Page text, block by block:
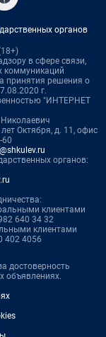
органов
в сфере связи,
коммуникаций
принятия решения о
г.
"ИНТЕРНЕТ
Октября, д. 11, офис
60
органов:
клиентами
640 34 32
клиентами
402 4056
достоверность
объявлениях.